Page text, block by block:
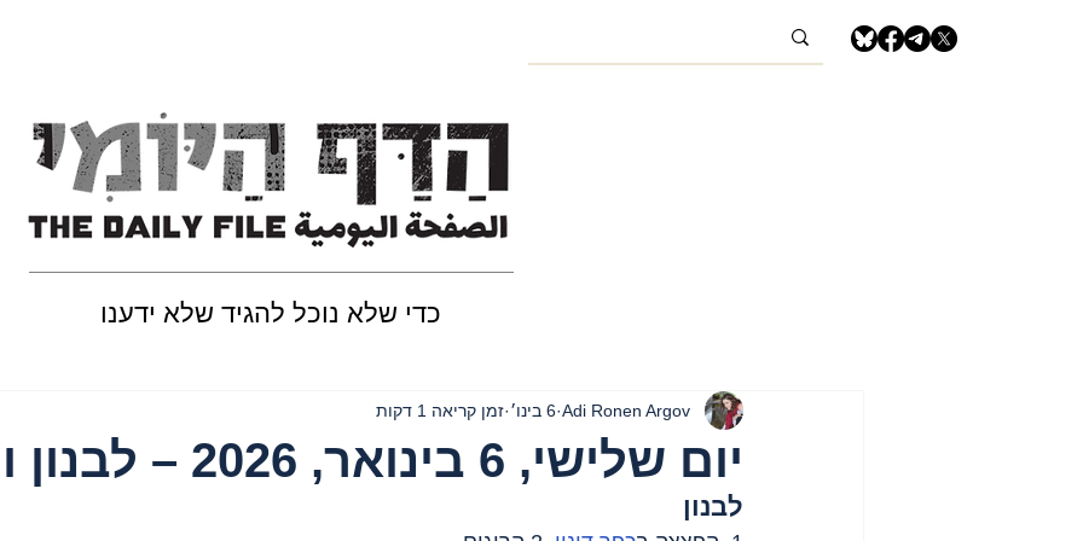
כדי שלא נוכל להגיד שלא ידענו
יום שלישי, 6 בינואר, 2026 – לבנון וסוריה
Adi Ronen Argov 6 בינו׳ זמן קריאה 1 דקות
לבנון